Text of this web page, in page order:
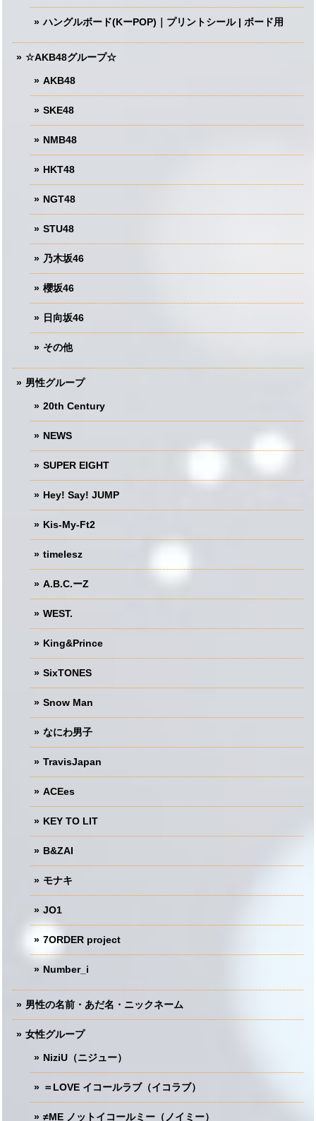
ハングルボード(KーPOP)｜プリントシール | ボード用
☆AKB48グループ☆
AKB48
SKE48
NMB48
HKT48
NGT48
STU48
乃木坂46
櫻坂46
日向坂46
その他
男性グループ
20th Century
NEWS
SUPER EIGHT
Hey! Say! JUMP
Kis-My-Ft2
timelesz
A.B.C.ーZ
WEST.
King&Prince
SixTONES
Snow Man
なにわ男子
TravisJapan
ACEes
KEY TO LIT
B&ZAI
モナキ
JO1
7ORDER project
Number_i
男性の名前・あだ名・ニックネーム
女性グループ
NiziU（ニジュー）
＝LOVE イコールラブ（イコラブ）
≠ME ノットイコールミー（ノイミー）